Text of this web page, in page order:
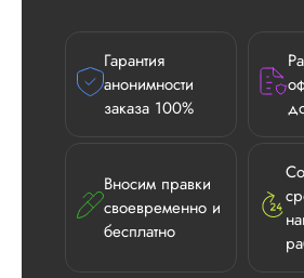
Гарантия
анонимности
заказа 100%
Вносим правки
своевременно и
бесплатно